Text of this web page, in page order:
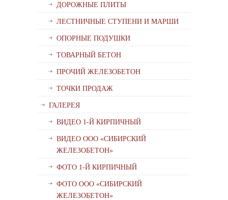
ДОРОЖНЫЕ ПЛИТЫ
ЛЕСТНИЧНЫЕ СТУПЕНИ И МАРШИ
ОПОРНЫЕ ПОДУШКИ
ТОВАРНЫЙ БЕТОН
ПРОЧИЙ ЖЕЛЕЗОБЕТОН
ТОЧКИ ПРОДАЖ
ГАЛЕРЕЯ
ВИДЕО 1-Й КИРПИЧНЫЙ
ВИДЕО ООО «СИБИРСКИЙ
ЖЕЛЕЗОБЕТОН»
ФОТО 1-Й КИРПИЧНЫЙ
ФОТО ООО «СИБИРСКИЙ
ЖЕЛЕЗОБЕТОН»